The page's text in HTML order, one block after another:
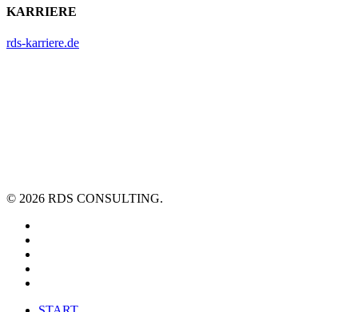
KARRIERE
rds-karriere.de
© 2026 RDS CONSULTING.
Close